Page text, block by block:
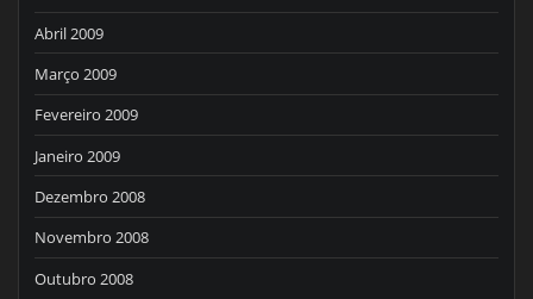
Abril 2009
Março 2009
Fevereiro 2009
Janeiro 2009
Dezembro 2008
Novembro 2008
Outubro 2008